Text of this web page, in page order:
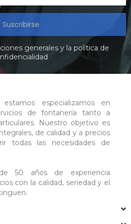
Suscribirse
generales y la política de
especializamos en
de fontanería tanto a
Nuestro objetivo es
de calidad y a precios
todas las necesidades de
50 años de experiencia
con la calidad, seriedad y el